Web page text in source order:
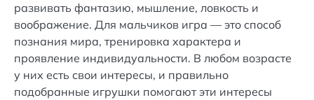
развивать фантазию, мышление, ловкость и
воображение. Для мальчиков игра — это способ
познания мира, тренировка характера и
проявление индивидуальности. В любом возрасте
у них есть свои интересы, и правильно
подобранные игрушки помогают эти интересы